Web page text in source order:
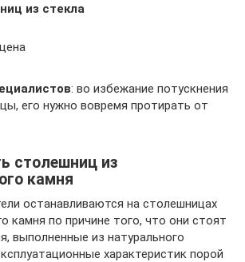
из стекла
: во избежание потускнения
его нужно вовремя протирать от
столешниц из
камня
останавливаются на столешницах
камня по причине того, что они стоят
выполненные из натурального
характеристик порой